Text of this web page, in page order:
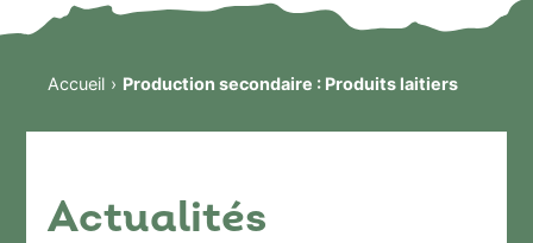
Accueil Production secondaire : Produits laitiers
Actualités